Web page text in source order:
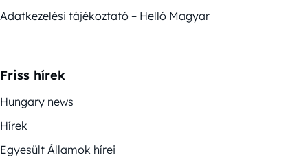
Adatkezelési tájékoztató – Helló Magyar
Friss hírek
Hungary news
Hírek
Egyesült Államok hírei